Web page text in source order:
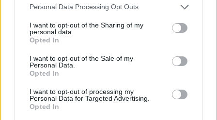
Please note that this website/app uses one or more Google
not limited to your visit or usage behaviour. You may click to
grant or deny consent to Google and its third-party tags to
use your data for below specified purposes in below Google
consent section.
Personal Data Processing Opt Outs
I want to opt-out of the Sharing of my
personal data.
Opted In
I want to opt-out of the Sale of my
Personal Data.
Opted In
I want to opt-out of processing my
Personal Data for Targeted Advertising.
Opted In